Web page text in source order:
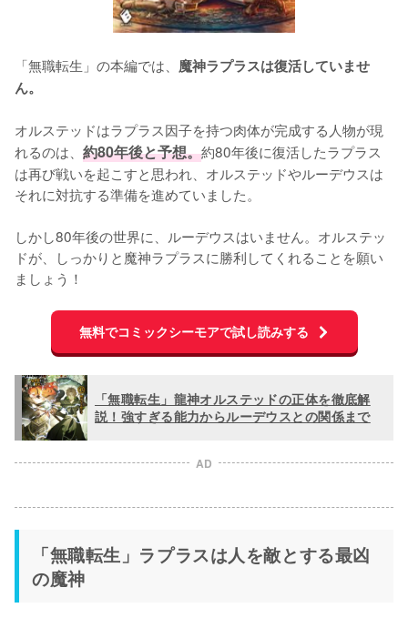
「無職転生」の本編では、 魔神ラプラスは復活していませ
ん。
オルステッドはラプラス因子を持つ肉体が完成する人物が現
れるのは、 約80年後と予想。約80年後に復活したラプラス
は再び戦いを起こすと思われ、オルステッドやルーデウスは
それに対抗する準備を進めていました。
しかし80年後の世界に、ルーデウスはいません。オルステッ
ドが、しっかりと魔神ラプラスに勝利してくれることを願い
ましょう！
無料でコミックシーモアで試し読みする
「無職転生」龍神オルステッドの正体を徹底解
説！強すぎる能力からルーデウスとの関係まで
AD
「無職転生」ラプラスは人を敵とする最凶
の魔神